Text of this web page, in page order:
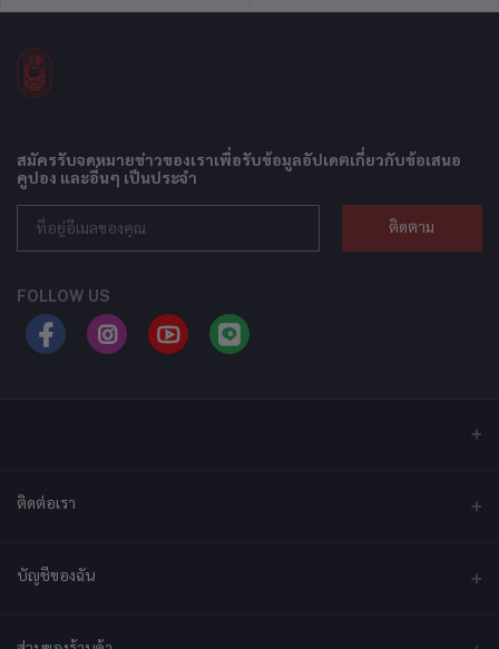
สมัครรับจดหมายข่าวของเราเพื่อรับข้อมูลอัปเดตเกี่ยวกับข้อเสนอ
คูปอง และอื่นๆ เป็นประจำ
ติดตาม
FOLLOW US
ติดต่อเรา
ที่อยู่
จังหวัดนครปฐม 73210
บัญชีของฉัน
เข้าสู่ระบบ